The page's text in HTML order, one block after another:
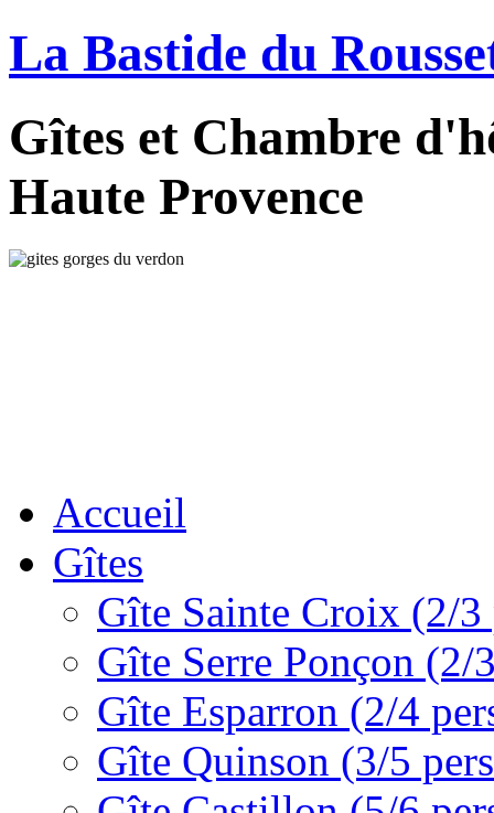
La Bastide du
Gîtes et Chambre
Haute Provence
Accueil
Gîtes
Gîte Sainte Croix (2/3
Gîte Serre Ponçon (2/
Gîte Esparron (2/4
Gîte Quinson (3/5